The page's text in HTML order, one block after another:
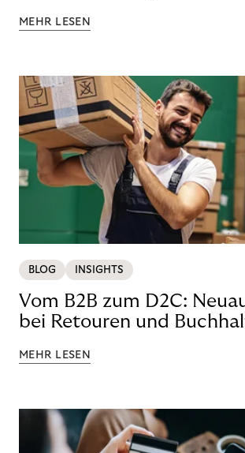
MEHR LESEN
BLOG INSIGHTS
Vom B2B zum D2C:
bei Retouren und
MEHR LESEN